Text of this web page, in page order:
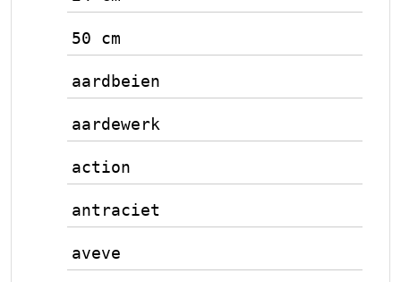
50 cm
aardbeien
aardewerk
action
antraciet
aveve